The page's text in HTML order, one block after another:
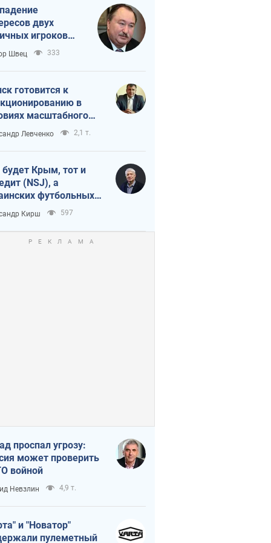
двух
игроков
план
и Путина?
Швец 333
готовится к
в
масштабного
кризиса
Левченко 2,1 т.
будет Крым, тот и
(NSJ), а
футбольных
могут
убийцами
Кирш 597
проспал угрозу:
может проверить
войной
Невзлин 4,9 т.
и "Новатор"
пулеметный